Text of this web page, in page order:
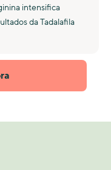
intensifica
da Tadalafila